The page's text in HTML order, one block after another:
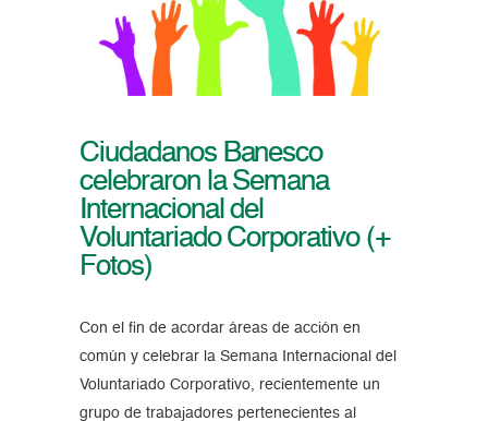
Ciudadanos Banesco
celebraron la Semana
Internacional del
Voluntariado Corporativo (+
Fotos)
Con el fin de acordar áreas de acción en
común y celebrar la Semana Internacional del
Voluntariado Corporativo, recientemente un
grupo de trabajadores pertenecientes al